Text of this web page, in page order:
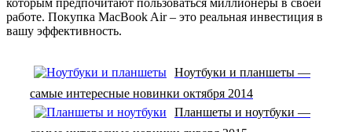
которым предпочитают пользоваться миллионеры в своей
работе. Покупка MacBook Air – это реальная инвестиция в
вашу эффективность.
Ноутбуки и планшеты —
самые интересные новинки октября 2014
Планшеты и ноутбуки —